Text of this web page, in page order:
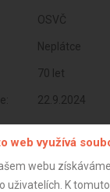
OSVČ
Neplátce
70 let
22.9.2024
web využívá
webu
uživatelích. K